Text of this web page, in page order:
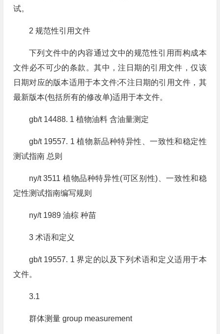
试。
2 规范性引用文件
下列文件中的内容通过文中的规范性引用而构成本
文件必不可少的条款。其中，注日期的引用文件，仅该
日期对应的版本适用于本文件;不注日期的引用文件，其
最新版本(包括所有的修改单)适用于本文件。
gb/t 14488. 1 植物油料 含油量测定
gb/t 19557. 1 植物新品种特异性、一致性和稳定性
测试指南 总则
ny/t 3511 植物品种特异性(可区别性)、一致性和稳
定性测试指南编写规则
ny/t 1989 油棕 种苗
3 术语和定义
gb/t 19557. 1 界定的以及下列术语和定义适用于本
文件。
3.1
群体测量 group measurement